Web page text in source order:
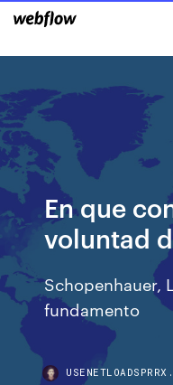
En que
voluntad
Schopenhauer,
fundamento